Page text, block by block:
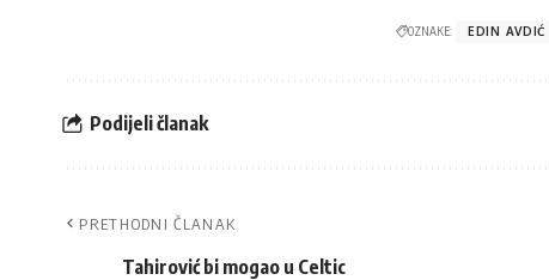
OZNAKE: EDIN AVDIĆ
Podijeli članak
PRETHODNI ČLANAK
Tahirović bi mogao u Celtic